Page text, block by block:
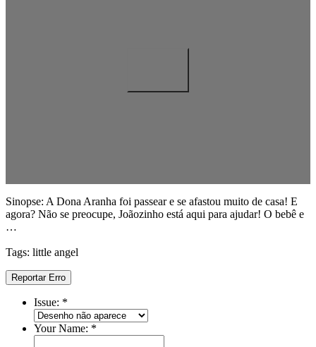
Sinopse: A Dona Aranha foi passear e se afastou muito de casa! E
agora? Não se preocupe, Joãozinho está aqui para ajudar! O bebê e
…
Tags: little angel
Reportar Erro
Issue: *
Your Name: *